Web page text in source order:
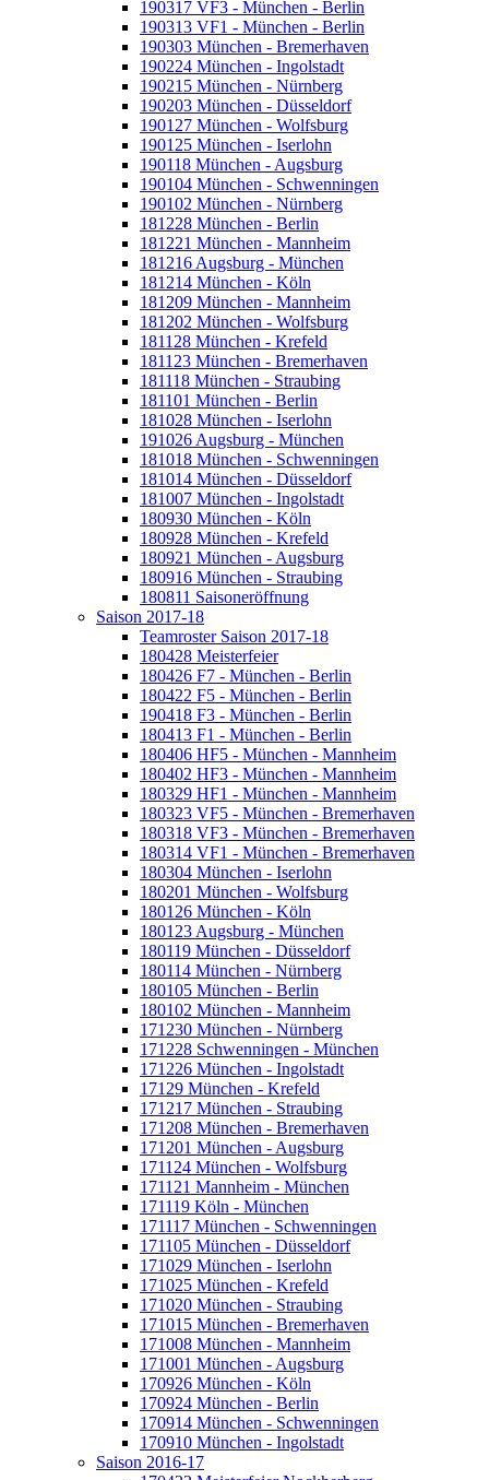
190317 VF3 - München - Berlin
190313 VF1 - München - Berlin
190303 München - Bremerhaven
190224 München - Ingolstadt
190215 München - Nürnberg
190203 München - Düsseldorf
190127 München - Wolfsburg
190125 München - Iserlohn
190118 München - Augsburg
190104 München - Schwenningen
190102 München - Nürnberg
181228 München - Berlin
181221 München - Mannheim
181216 Augsburg - München
181214 München - Köln
181209 München - Mannheim
181202 München - Wolfsburg
181128 München - Krefeld
181123 München - Bremerhaven
181118 München - Straubing
181101 München - Berlin
181028 München - Iserlohn
191026 Augsburg - München
181018 München - Schwenningen
181014 München - Düsseldorf
181007 München - Ingolstadt
180930 München - Köln
180928 München - Krefeld
180921 München - Augsburg
180916 München - Straubing
180811 Saisoneröffnung
Saison 2017-18
Teamroster Saison 2017-18
180428 Meisterfeier
180426 F7 - München - Berlin
180422 F5 - München - Berlin
190418 F3 - München - Berlin
180413 F1 - München - Berlin
180406 HF5 - München - Mannheim
180402 HF3 - München - Mannheim
180329 HF1 - München - Mannheim
180323 VF5 - München - Bremerhaven
180318 VF3 - München - Bremerhaven
180314 VF1 - München - Bremerhaven
180304 München - Iserlohn
180201 München - Wolfsburg
180126 München - Köln
180123 Augsburg - München
180119 München - Düsseldorf
180114 München - Nürnberg
180105 München - Berlin
180102 München - Mannheim
171230 München - Nürnberg
171228 Schwenningen - München
171226 München - Ingolstadt
17129 München - Krefeld
171217 München - Straubing
171208 München - Bremerhaven
171201 München - Augsburg
171124 München - Wolfsburg
171121 Mannheim - München
171119 Köln - München
171117 München - Schwenningen
171105 München - Düsseldorf
171029 München - Iserlohn
171025 München - Krefeld
171020 München - Straubing
171015 München - Bremerhaven
171008 München - Mannheim
171001 München - Augsburg
170926 München - Köln
170924 München - Berlin
170914 München - Schwenningen
170910 München - Ingolstadt
Saison 2016-17